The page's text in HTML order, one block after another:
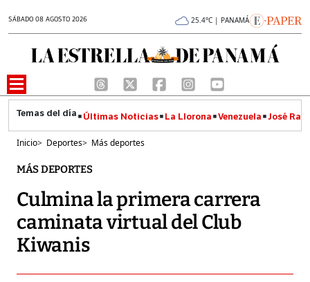
SÁBADO 08 AGOSTO 2026 25.4°C | PANAMÁ
Últimas Noticias La Llorona Venezuela José
Inicio> Deportes> Más deportes
MÁS DEPORTES
Culmina la primera carrera
caminata virtual del Club
Kiwanis